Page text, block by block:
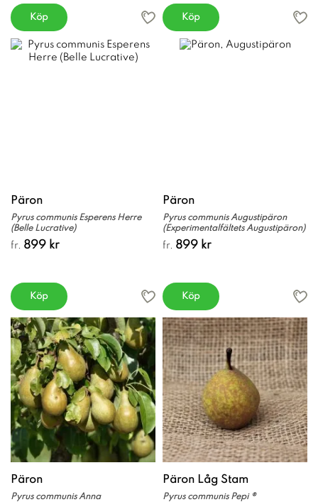
Köp Köp
Päron
Pyrus communis Esperens Herre
(Belle Lucrative)
fr. 899 kr
Köp
Päron
Pyrus communis Augustipäron
(Experimentalfältets Augustipäron)
fr. 899 kr
Köp
Päron
Pyrus communis Anna
Päron Låg Stam
Pyrus communis Pepi ®